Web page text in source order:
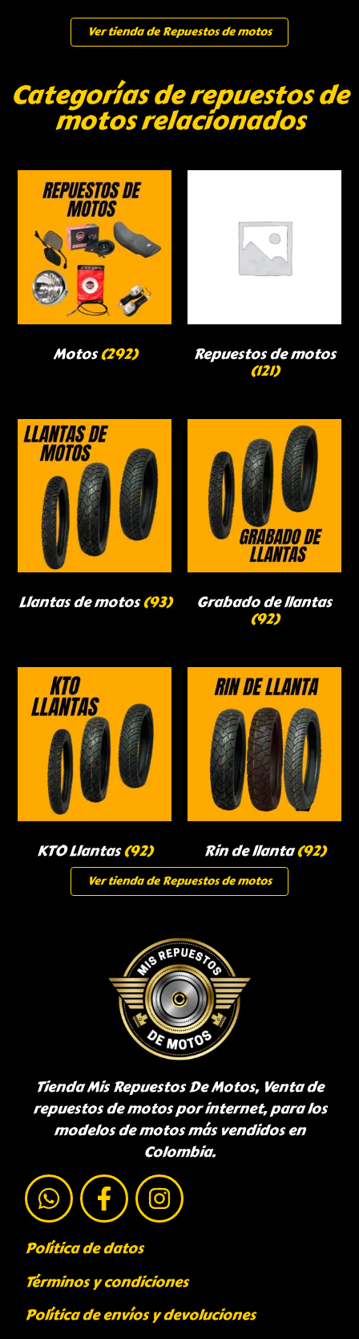
Ver tienda de Repuestos de motos
Categorías de repuestos de
motos relacionados
Motos(292) Repuestos de motos
(121)
Llantas de motos(93) Grabado de llantas
(92)
KTO Llantas(92) Rin de llanta(92)
Ver tienda de Repuestos de motos
Tienda Mis Repuestos De Motos, Venta de
repuestos de motos por internet, para los
modelos de motos más vendidos en
Colombia.
Política de datos
Términos y condiciones
Política de envíos y devoluciones